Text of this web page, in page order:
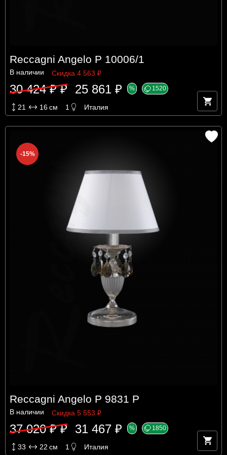
Reccagni Angelo P 10006/1
В наличии Скидка 4 563 ₽
30 424 ₽ ₽ 25 861 ₽ % 1520
21 16см 1 Италия
-15%
Reccagni Angelo P 9831 P
В наличии Скидка 5 553 ₽
37 020 ₽ ₽ 31 467 ₽ % 1850
33 22 см 1 Италия